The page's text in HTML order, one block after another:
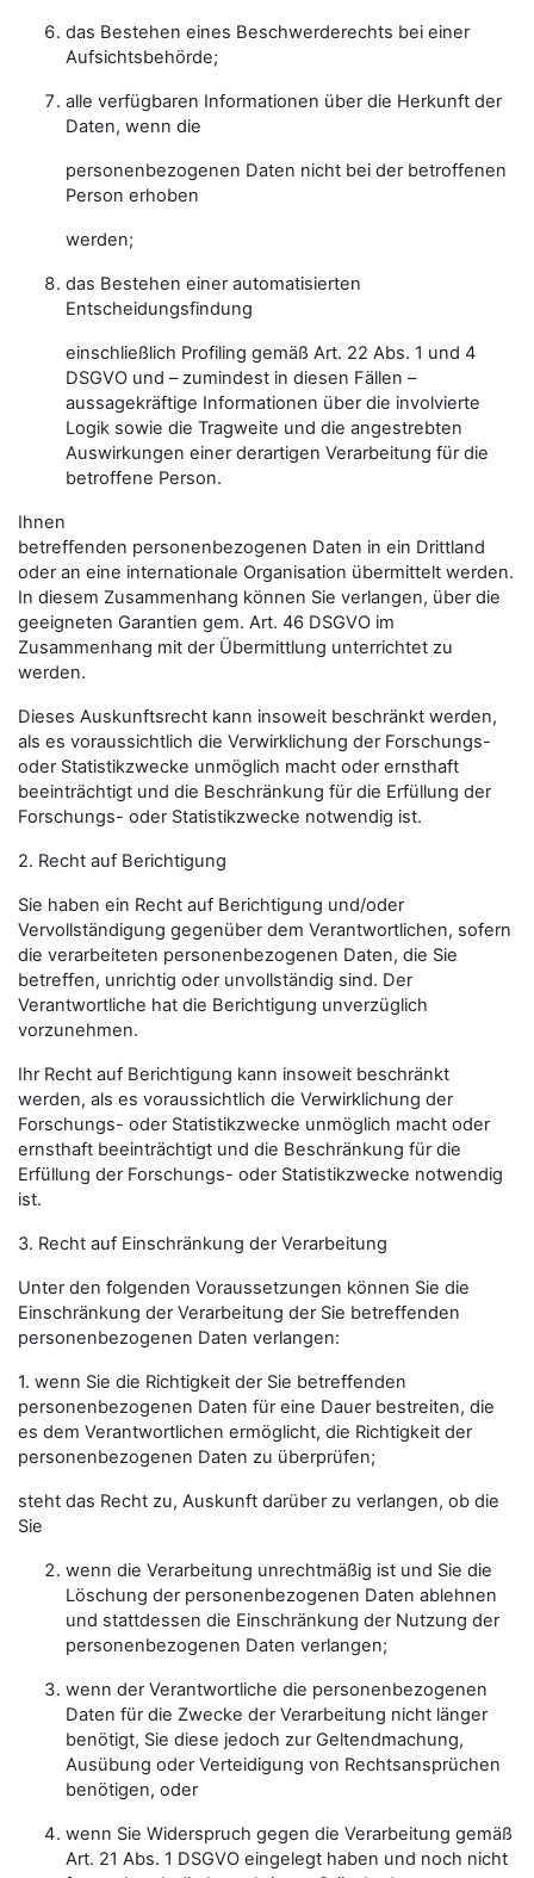
das Bestehen eines Beschwerderechts bei einer
Aufsichtsbehörde;
alle verfügbaren Informationen über die Herkunft der
Daten, wenn die
personenbezogenen Daten nicht bei der betroffenen
Person erhoben
werden;
das Bestehen einer automatisierten
Entscheidungsfindung
einschließlich Profiling gemäß Art. 22 Abs. 1 und 4
DSGVO und – zumindest in diesen Fällen –
aussagekräftige Informationen über die involvierte
Logik sowie die Tragweite und die angestrebten
Auswirkungen einer derartigen Verarbeitung für die
betroffene Person.
Ihnen
betreffenden personenbezogenen Daten in ein Drittland
oder an eine internationale Organisation übermittelt werden.
In diesem Zusammenhang können Sie verlangen, über die
geeigneten Garantien gem. Art. 46 DSGVO im
Zusammenhang mit der Übermittlung unterrichtet zu
werden.
Dieses Auskunftsrecht kann insoweit beschränkt werden,
als es voraussichtlich die Verwirklichung der Forschungs-
oder Statistikzwecke unmöglich macht oder ernsthaft
beeinträchtigt und die Beschränkung für die Erfüllung der
Forschungs- oder Statistikzwecke notwendig ist.
2. Recht auf Berichtigung
Sie haben ein Recht auf Berichtigung und/oder
Vervollständigung gegenüber dem Verantwortlichen, sofern
die verarbeiteten personenbezogenen Daten, die Sie
betreffen, unrichtig oder unvollständig sind. Der
Verantwortliche hat die Berichtigung unverzüglich
vorzunehmen.
Ihr Recht auf Berichtigung kann insoweit beschränkt
werden, als es voraussichtlich die Verwirklichung der
Forschungs- oder Statistikzwecke unmöglich macht oder
ernsthaft beeinträchtigt und die Beschränkung für die
Erfüllung der Forschungs- oder Statistikzwecke notwendig
ist.
3. Recht auf Einschränkung der Verarbeitung
Unter den folgenden Voraussetzungen können Sie die
Einschränkung der Verarbeitung der Sie betreffenden
personenbezogenen Daten verlangen:
1. wenn Sie die Richtigkeit der Sie betreffenden
personenbezogenen Daten für eine Dauer bestreiten, die
es dem Verantwortlichen ermöglicht, die Richtigkeit der
personenbezogenen Daten zu überprüfen;
steht das Recht zu, Auskunft darüber zu verlangen, ob die
Sie
wenn die Verarbeitung unrechtmäßig ist und Sie die
Löschung der personenbezogenen Daten ablehnen
und stattdessen die Einschränkung der Nutzung der
personenbezogenen Daten verlangen;
wenn der Verantwortliche die personenbezogenen
Daten für die Zwecke der Verarbeitung nicht länger
benötigt, Sie diese jedoch zur Geltendmachung,
Ausübung oder Verteidigung von Rechtsansprüchen
benötigen, oder
wenn Sie Widerspruch gegen die Verarbeitung gemäß
Art. 21 Abs. 1 DSGVO eingelegt haben und noch nicht